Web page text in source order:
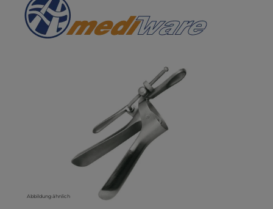
Abbildung ähnlich